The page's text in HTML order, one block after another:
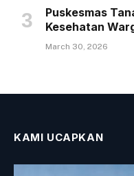
Puskesmas
Kesehatan
March 30, 2026
KAMI UCAPKAN